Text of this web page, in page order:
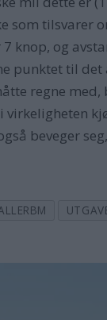
som tilsvarer
7 knop, og
punktet til
regne
beveger